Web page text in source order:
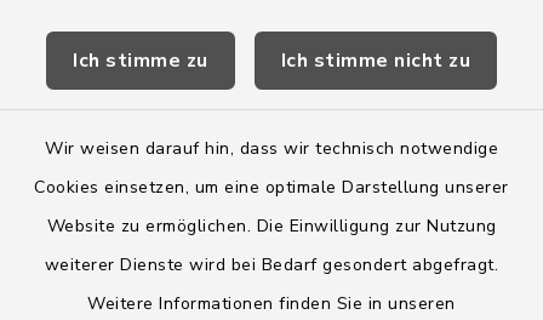
Ich stimme zu Ich stimme nicht zu
Wir weisen darauf hin, dass wir technisch notwendige
Cookies einsetzen, um eine optimale Darstellung unserer
Website zu ermöglichen. Die Einwilligung zur Nutzung
weiterer Dienste wird bei Bedarf gesondert abgefragt.
Weitere Informationen finden Sie in unseren
Wege-Zweckverband
Barrierefreiheit